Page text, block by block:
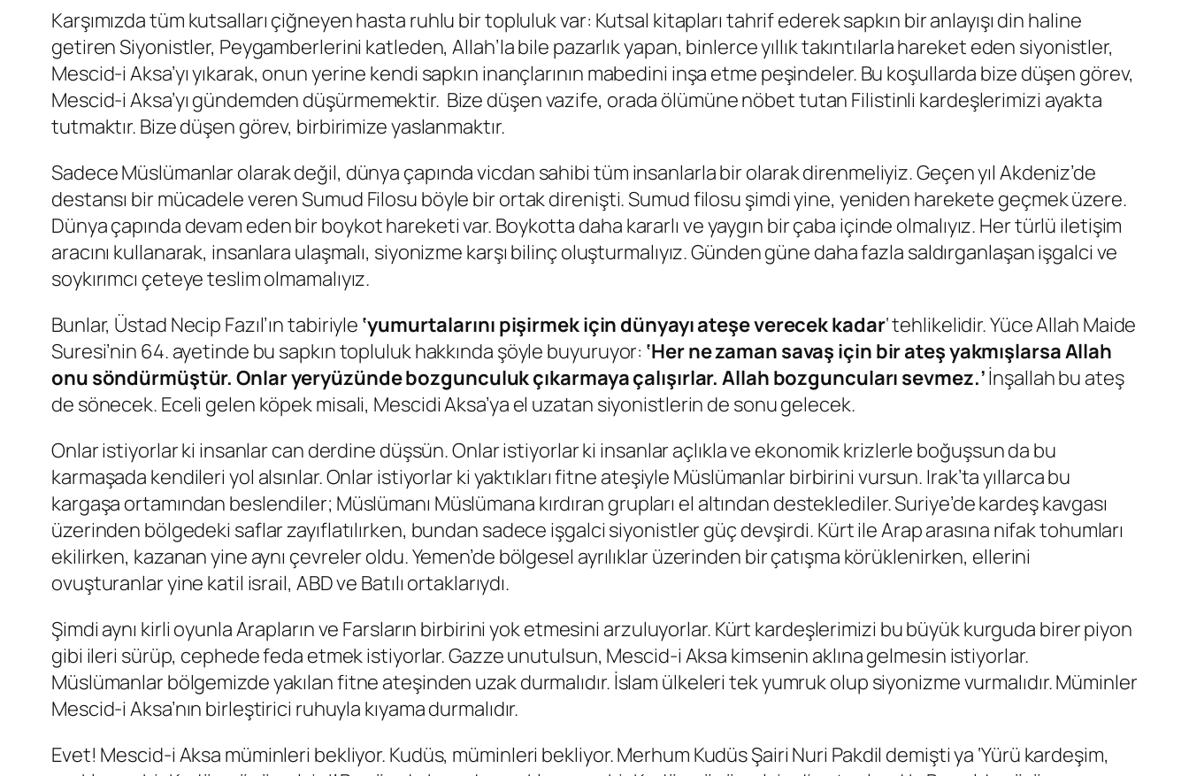
Karşımızda tüm kutsalları çiğneyen hasta ruhlu bir topluluk var: Kutsal kitapları tahrif ederek sapkın bir anlayışı din haline
getiren Siyonistler, Peygamberlerini katleden, Allah’la bile pazarlık yapan, binlerce yıllık takıntılarla hareket eden siyonistler,
Mescid-i Aksa’yı yıkarak, onun yerine kendi sapkın inançlarının mabedini inşa etme peşindeler. Bu koşullarda bize düşen görev,
Mescid-i Aksa’yı gündemden düşürmemektir. Bize düşen vazife, orada ölümüne nöbet tutan Filistinli kardeşlerimizi ayakta
tutmaktır. Bize düşen görev, birbirimize yaslanmaktır.
Sadece Müslümanlar olarak değil, dünya çapında vicdan sahibi tüm insanlarla bir olarak direnmeliyiz. Geçen yıl Akdeniz’de
destansı bir mücadele veren Sumud Filosu böyle bir ortak direnişti. Sumud filosu şimdi yine, yeniden harekete geçmek üzere.
Dünya çapında devam eden bir boykot hareketi var. Boykotta daha kararlı ve yaygın bir çaba içinde olmalıyız. Her türlü iletişim
aracını kullanarak, insanlara ulaşmalı, siyonizme karşı bilinç oluşturmalıyız. Günden güne daha fazla saldırganlaşan işgalci ve
soykırımcı çeteye teslim olmamalıyız.
Bunlar, Üstad Necip Fazıl’ın tabiriyle ‘yumurtalarını pişirmek için dünyayı ateşe verecek kadar‘ tehlikelidir. Yüce Allah Maide
Suresi’nin 64. ayetinde bu sapkın topluluk hakkında şöyle buyuruyor: ‘Her ne zaman savaş için bir ateş yakmışlarsa Allah
onu söndürmüştür. Onlar yeryüzünde bozgunculuk çıkarmaya çalışırlar. Allah bozguncuları sevmez.’İnşallah bu ateş
de sönecek. Eceli gelen köpek misali, Mescidi Aksa’ya el uzatan siyonistlerin de sonu gelecek.
Onlar istiyorlar ki insanlar can derdine düşsün. Onlar istiyorlar ki insanlar açlıkla ve ekonomik krizlerle boğuşsun da bu
karmaşada kendileri yol alsınlar. Onlar istiyorlar ki yaktıkları fitne ateşiyle Müslümanlar birbirini vursun. Irak’ta yıllarca bu
kargaşa ortamından beslendiler; Müslümanı Müslümana kırdıran grupları el altından desteklediler. Suriye’de kardeş kavgası
üzerinden bölgedeki saflar zayıflatılırken, bundan sadece işgalci siyonistler güç devşirdi. Kürt ile Arap arasına nifak tohumları
ekilirken, kazanan yine aynı çevreler oldu. Yemen’de bölgesel ayrılıklar üzerinden bir çatışma körüklenirken, ellerini
ovuşturanlar yine katil israil, ABD ve Batılı ortaklarıydı.
Şimdi aynı kirli oyunla Arapların ve Farsların birbirini yok etmesini arzuluyorlar. Kürt kardeşlerimizi bu büyük kurguda birer piyon
gibi ileri sürüp, cephede feda etmek istiyorlar. Gazze unutulsun, Mescid-i Aksa kimsenin aklına gelmesin istiyorlar.
Müslümanlar bölgemizde yakılan fitne ateşinden uzak durmalıdır. İslam ülkeleri tek yumruk olup siyonizme vurmalıdır. Müminler
Mescid-i Aksa’nın birleştirici ruhuyla kıyama durmalıdır.
Evet! Mescid-i Aksa müminleri bekliyor. Kudüs, müminleri bekliyor. Merhum Kudüs Şairi Nuri Pakdil demişti ya ‘Yürü kardeşim,